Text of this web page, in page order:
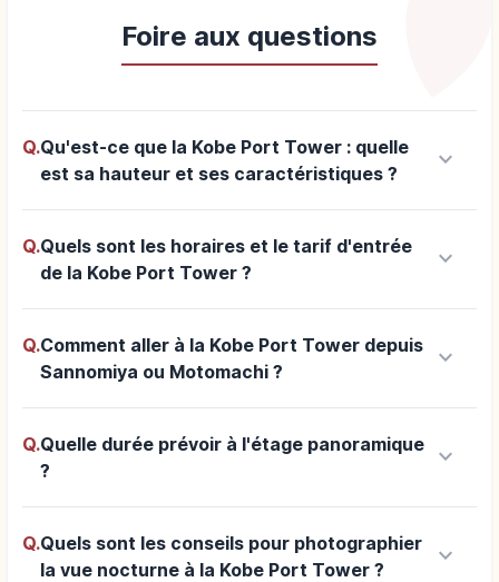
Foire aux questions
Q.Qu'est-ce que la Kobe Port Tower : quelle
est sa hauteur et ses caractéristiques ?
keyboard_arrow_down
Q.Quels sont les horaires et le tarif d'entrée
de la Kobe Port Tower ?
keyboard_arrow_down
Q.Comment aller à la Kobe Port Tower depuis
Sannomiya ou Motomachi ?
keyboard_arrow_down
Q.Quelle durée prévoir à l'étage panoramique
?
keyboard_arrow_down
Q.Quels sont les conseils pour photographier
la vue nocturne à la Kobe Port Tower ?
keyboard_arrow_down